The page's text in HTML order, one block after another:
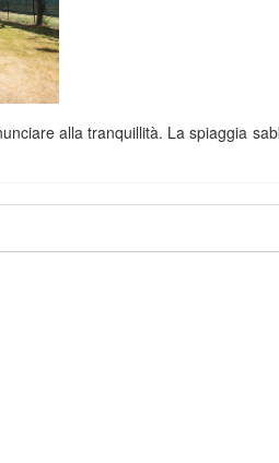
alla tranquillità. La spiaggia